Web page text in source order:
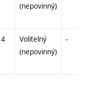
(nepovinný)
4
Volitelný
(nepovinný)
-